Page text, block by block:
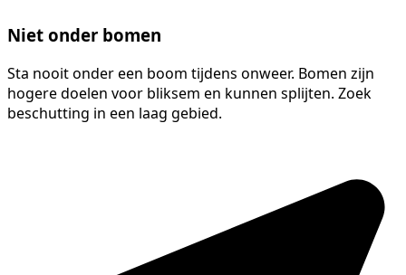
Niet onder bomen
Sta nooit onder een boom tijdens onweer. Bomen zijn
hogere doelen voor bliksem en kunnen splijten. Zoek
beschutting in een laag gebied.